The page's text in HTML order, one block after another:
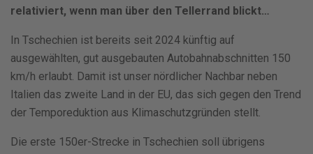
relativiert, wenn man über den Tellerrand blickt…
In Tschechien ist bereits seit 2024 künftig auf
ausgewählten, gut ausgebauten Autobahnabschnitten 150
km/h erlaubt. Damit ist unser nördlicher Nachbar neben
Italien das zweite Land in der EU, das sich gegen den Trend
der Temporeduktion aus Klimaschutzgründen stellt.
Die erste 150er-Strecke in Tschechien soll übrigens